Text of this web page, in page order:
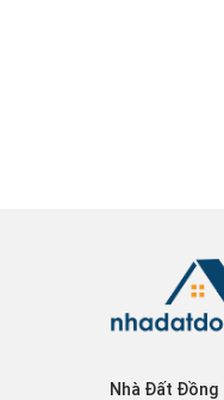
Nhà Đất Đồng